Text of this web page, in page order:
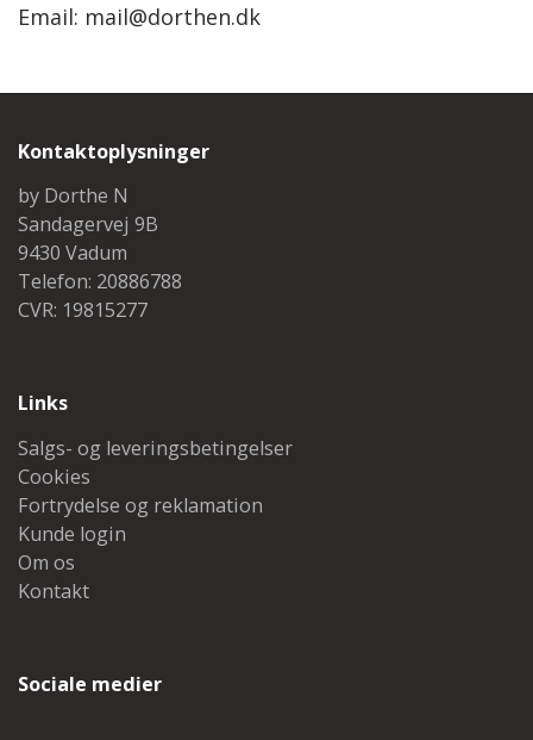
Email: mail@dorthen.dk
Kontaktoplysninger
by Dorthe N
Sandagervej 9B
9430 Vadum
Telefon: 20886788
CVR: 19815277
Links
Salgs- og leveringsbetingelser
Cookies
Fortrydelse og reklamation
Kunde login
Om os
Kontakt
Sociale medier